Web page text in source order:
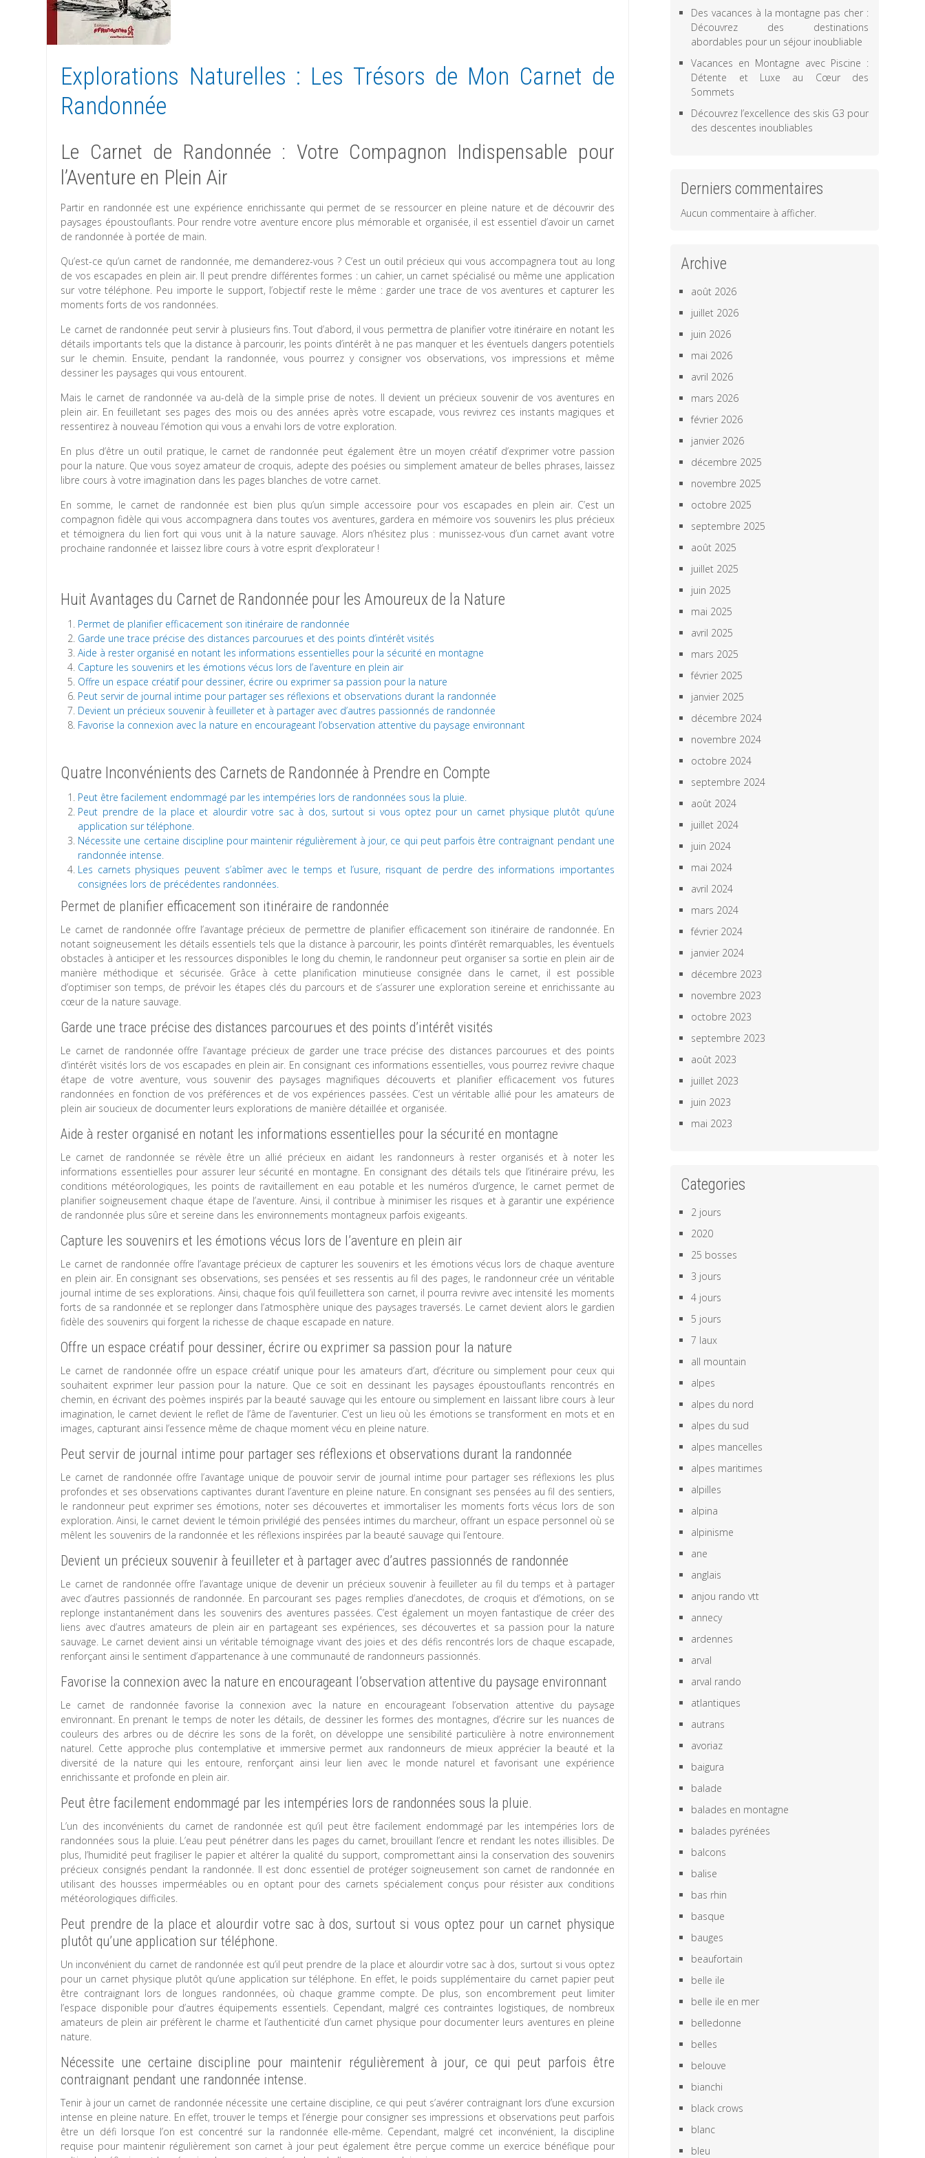
Explorations Naturelles : Les Trésors de Mon Carnet de
Randonnée
Le Carnet de Randonnée : Votre Compagnon Indispensable pour
l’Aventure en Plein Air
Partir en randonnée est une expérience enrichissante qui permet de se ressourcer en pleine nature et de découvrir des
paysages époustouflants. Pour rendre votre aventure encore plus mémorable et organisée, il est essentiel d’avoir un carnet
de randonnée à portée de main.
Qu’est-ce qu’un carnet de randonnée, me demanderez-vous ? C’est un outil précieux qui vous accompagnera tout au long
de vos escapades en plein air. Il peut prendre différentes formes : un cahier, un carnet spécialisé ou même une application
sur votre téléphone. Peu importe le support, l’objectif reste le même : garder une trace de vos aventures et capturer les
moments forts de vos randonnées.
Le carnet de randonnée peut servir à plusieurs fins. Tout d’abord, il vous permettra de planifier votre itinéraire en notant les
détails importants tels que la distance à parcourir, les points d’intérêt à ne pas manquer et les éventuels dangers potentiels
sur le chemin. Ensuite, pendant la randonnée, vous pourrez y consigner vos observations, vos impressions et même
dessiner les paysages qui vous entourent.
Mais le carnet de randonnée va au-delà de la simple prise de notes. Il devient un précieux souvenir de vos aventures en
plein air. En feuilletant ses pages des mois ou des années après votre escapade, vous revivrez ces instants magiques et
ressentirez à nouveau l’émotion qui vous a envahi lors de votre exploration.
En plus d’être un outil pratique, le carnet de randonnée peut également être un moyen créatif d’exprimer votre passion
pour la nature. Que vous soyez amateur de croquis, adepte des poésies ou simplement amateur de belles phrases, laissez
libre cours à votre imagination dans les pages blanches de votre carnet.
En somme, le carnet de randonnée est bien plus qu’un simple accessoire pour vos escapades en plein air. C’est un
compagnon fidèle qui vous accompagnera dans toutes vos aventures, gardera en mémoire vos souvenirs les plus précieux
et témoignera du lien fort qui vous unit à la nature sauvage. Alors n’hésitez plus : munissez-vous d’un carnet avant votre
prochaine randonnée et laissez libre cours à votre esprit d’explorateur !
Huit Avantages du Carnet de Randonnée pour les Amoureux de la Nature
Permet de planifier efficacement son itinéraire de randonnée
Garde une trace précise des distances parcourues et des points d’intérêt visités
Aide à rester organisé en notant les informations essentielles pour la sécurité en montagne
Capture les souvenirs et les émotions vécus lors de l’aventure en plein air
Offre un espace créatif pour dessiner, écrire ou exprimer sa passion pour la nature
Peut servir de journal intime pour partager ses réflexions et observations durant la randonnée
Devient un précieux souvenir à feuilleter et à partager avec d’autres passionnés de randonnée
Favorise la connexion avec la nature en encourageant l’observation attentive du paysage environnant
Quatre Inconvénients des Carnets de Randonnée à Prendre en Compte
Peut être facilement endommagé par les intempéries lors de randonnées sous la pluie.
Peut prendre de la place et alourdir votre sac à dos, surtout si vous optez pour un carnet physique plutôt qu’une
application sur téléphone.
Nécessite une certaine discipline pour maintenir régulièrement à jour, ce qui peut parfois être contraignant pendant une
randonnée intense.
Les carnets physiques peuvent s’abîmer avec le temps et l’usure, risquant de perdre des informations importantes
consignées lors de précédentes randonnées.
Permet de planifier efficacement son itinéraire de randonnée
Le carnet de randonnée offre l’avantage précieux de permettre de planifier efficacement son itinéraire de randonnée. En
notant soigneusement les détails essentiels tels que la distance à parcourir, les points d’intérêt remarquables, les éventuels
obstacles à anticiper et les ressources disponibles le long du chemin, le randonneur peut organiser sa sortie en plein air de
manière méthodique et sécurisée. Grâce à cette planification minutieuse consignée dans le carnet, il est possible
d’optimiser son temps, de prévoir les étapes clés du parcours et de s’assurer une exploration sereine et enrichissante au
cœur de la nature sauvage.
Garde une trace précise des distances parcourues et des points d’intérêt visités
Le carnet de randonnée offre l’avantage précieux de garder une trace précise des distances parcourues et des points
d’intérêt visités lors de vos escapades en plein air. En consignant ces informations essentielles, vous pourrez revivre chaque
étape de votre aventure, vous souvenir des paysages magnifiques découverts et planifier efficacement vos futures
randonnées en fonction de vos préférences et de vos expériences passées. C’est un véritable allié pour les amateurs de
plein air soucieux de documenter leurs explorations de manière détaillée et organisée.
Aide à rester organisé en notant les informations essentielles pour la sécurité en montagne
Le carnet de randonnée se révèle être un allié précieux en aidant les randonneurs à rester organisés et à noter les
informations essentielles pour assurer leur sécurité en montagne. En consignant des détails tels que l’itinéraire prévu, les
conditions météorologiques, les points de ravitaillement en eau potable et les numéros d’urgence, le carnet permet de
planifier soigneusement chaque étape de l’aventure. Ainsi, il contribue à minimiser les risques et à garantir une expérience
de randonnée plus sûre et sereine dans les environnements montagneux parfois exigeants.
Capture les souvenirs et les émotions vécus lors de l’aventure en plein air
Le carnet de randonnée offre l’avantage précieux de capturer les souvenirs et les émotions vécus lors de chaque aventure
en plein air. En consignant ses observations, ses pensées et ses ressentis au fil des pages, le randonneur crée un véritable
journal intime de ses explorations. Ainsi, chaque fois qu’il feuillettera son carnet, il pourra revivre avec intensité les moments
forts de sa randonnée et se replonger dans l’atmosphère unique des paysages traversés. Le carnet devient alors le gardien
fidèle des souvenirs qui forgent la richesse de chaque escapade en nature.
Offre un espace créatif pour dessiner, écrire ou exprimer sa passion pour la nature
Le carnet de randonnée offre un espace créatif unique pour les amateurs d’art, d’écriture ou simplement pour ceux qui
souhaitent exprimer leur passion pour la nature. Que ce soit en dessinant les paysages époustouflants rencontrés en
chemin, en écrivant des poèmes inspirés par la beauté sauvage qui les entoure ou simplement en laissant libre cours à leur
imagination, le carnet devient le reflet de l’âme de l’aventurier. C’est un lieu où les émotions se transforment en mots et en
images, capturant ainsi l’essence même de chaque moment vécu en pleine nature.
Peut servir de journal intime pour partager ses réflexions et observations durant la randonnée
Le carnet de randonnée offre l’avantage unique de pouvoir servir de journal intime pour partager ses réflexions les plus
profondes et ses observations captivantes durant l’aventure en pleine nature. En consignant ses pensées au fil des sentiers,
le randonneur peut exprimer ses émotions, noter ses découvertes et immortaliser les moments forts vécus lors de son
exploration. Ainsi, le carnet devient le témoin privilégié des pensées intimes du marcheur, offrant un espace personnel où se
mêlent les souvenirs de la randonnée et les réflexions inspirées par la beauté sauvage qui l’entoure.
Devient un précieux souvenir à feuilleter et à partager avec d’autres passionnés de randonnée
Le carnet de randonnée offre l’avantage unique de devenir un précieux souvenir à feuilleter au fil du temps et à partager
avec d’autres passionnés de randonnée. En parcourant ses pages remplies d’anecdotes, de croquis et d’émotions, on se
replonge instantanément dans les souvenirs des aventures passées. C’est également un moyen fantastique de créer des
liens avec d’autres amateurs de plein air en partageant ses expériences, ses découvertes et sa passion pour la nature
sauvage. Le carnet devient ainsi un véritable témoignage vivant des joies et des défis rencontrés lors de chaque escapade,
renforçant ainsi le sentiment d’appartenance à une communauté de randonneurs passionnés.
Favorise la connexion avec la nature en encourageant l’observation attentive du paysage environnant
Le carnet de randonnée favorise la connexion avec la nature en encourageant l’observation attentive du paysage
environnant. En prenant le temps de noter les détails, de dessiner les formes des montagnes, d’écrire sur les nuances de
couleurs des arbres ou de décrire les sons de la forêt, on développe une sensibilité particulière à notre environnement
naturel. Cette approche plus contemplative et immersive permet aux randonneurs de mieux apprécier la beauté et la
diversité de la nature qui les entoure, renforçant ainsi leur lien avec le monde naturel et favorisant une expérience
enrichissante et profonde en plein air.
Peut être facilement endommagé par les intempéries lors de randonnées sous la pluie.
L’un des inconvénients du carnet de randonnée est qu’il peut être facilement endommagé par les intempéries lors de
randonnées sous la pluie. L’eau peut pénétrer dans les pages du carnet, brouillant l’encre et rendant les notes illisibles. De
plus, l’humidité peut fragiliser le papier et altérer la qualité du support, compromettant ainsi la conservation des souvenirs
précieux consignés pendant la randonnée. Il est donc essentiel de protéger soigneusement son carnet de randonnée en
utilisant des housses imperméables ou en optant pour des carnets spécialement conçus pour résister aux conditions
météorologiques difficiles.
Peut prendre de la place et alourdir votre sac à dos, surtout si vous optez pour un carnet physique
plutôt qu’une application sur téléphone.
Un inconvénient du carnet de randonnée est qu’il peut prendre de la place et alourdir votre sac à dos, surtout si vous optez
pour un carnet physique plutôt qu’une application sur téléphone. En effet, le poids supplémentaire du carnet papier peut
être contraignant lors de longues randonnées, où chaque gramme compte. De plus, son encombrement peut limiter
l’espace disponible pour d’autres équipements essentiels. Cependant, malgré ces contraintes logistiques, de nombreux
amateurs de plein air préfèrent le charme et l’authenticité d’un carnet physique pour documenter leurs aventures en pleine
nature.
Nécessite une certaine discipline pour maintenir régulièrement à jour, ce qui peut parfois être
contraignant pendant une randonnée intense.
Tenir à jour un carnet de randonnée nécessite une certaine discipline, ce qui peut s’avérer contraignant lors d’une excursion
intense en pleine nature. En effet, trouver le temps et l’énergie pour consigner ses impressions et observations peut parfois
être un défi lorsque l’on est concentré sur la randonnée elle-même. Cependant, malgré cet inconvénient, la discipline
requise pour maintenir régulièrement son carnet à jour peut également être perçue comme un exercice bénéfique pour
Des vacances à la montagne pas cher :
Découvrez des destinations
abordables pour un séjour inoubliable
Vacances en Montagne avec Piscine :
Détente et Luxe au Cœur des
Sommets
Découvrez l’excellence des skis G3 pour
des descentes inoubliables
Derniers commentaires
Aucun commentaire à afficher.
Archive
août 2026
juillet 2026
juin 2026
mai 2026
avril 2026
mars 2026
février 2026
janvier 2026
décembre 2025
novembre 2025
octobre 2025
septembre 2025
août 2025
juillet 2025
juin 2025
mai 2025
avril 2025
mars 2025
février 2025
janvier 2025
décembre 2024
novembre 2024
octobre 2024
septembre 2024
août 2024
juillet 2024
juin 2024
mai 2024
avril 2024
mars 2024
février 2024
janvier 2024
décembre 2023
novembre 2023
octobre 2023
septembre 2023
août 2023
juillet 2023
juin 2023
mai 2023
Categories
2 jours
2020
25 bosses
3 jours
4 jours
5 jours
7 laux
all mountain
alpes
alpes du nord
alpes du sud
alpes mancelles
alpes maritimes
alpilles
alpina
alpinisme
ane
anglais
anjou rando vtt
annecy
ardennes
arval
arval rando
atlantiques
autrans
avoriaz
baigura
balade
balades en montagne
balades pyrénées
balcons
balise
bas rhin
basque
bauges
beaufortain
belle ile
belle ile en mer
belledonne
belles
belouve
bianchi
black crows
blanc
bleu